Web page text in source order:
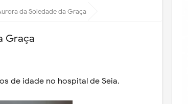
da Soledade da Graça
Graça
de idade no hospital de Seia.